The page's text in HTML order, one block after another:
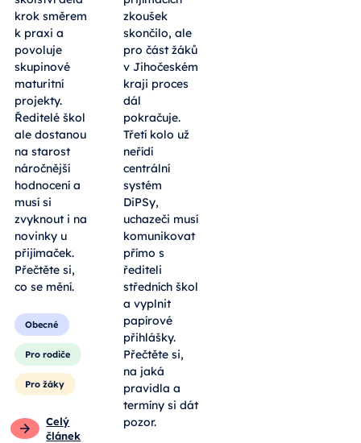
krok směrem
k praxi a
povoluje
skupinové
maturitní
projekty.
Ředitelé škol
ale dostanou
na starost
náročnější
hodnocení a
musí si
zvyknout i na
novinky u
přijímaček.
Přečtěte si,
co se mění.
Obecné
Pro rodiče
Pro žáky
Celý
článek
zkoušek
skončilo, ale
pro část žáků
v Jihočeském
kraji proces
dál
pokračuje.
Třetí kolo už
neřídí
centrální
systém
DiPSy,
uchazeči musí
komunikovat
přímo s
řediteli
středních škol
a vyplnit
papírové
přihlášky.
Přečtěte si,
na jaká
pravidla a
termíny si dát
pozor.